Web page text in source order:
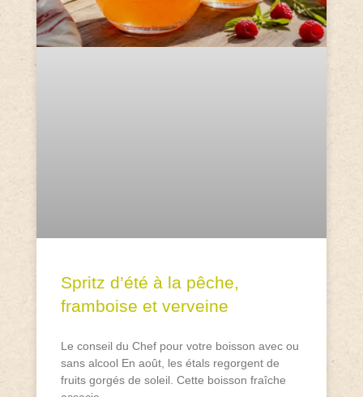
Spritz d’été à la pêche,
framboise et verveine
Le conseil du Chef pour votre boisson avec ou
sans alcool En août, les étals regorgent de
fruits gorgés de soleil. Cette boisson fraîche